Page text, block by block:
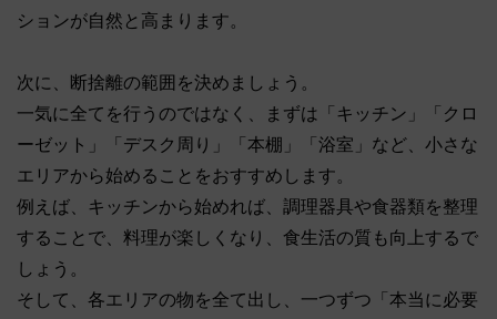
ションが自然と高まります。
次に、断捨離の範囲を決めましょう。
一気に全てを行うのではなく、まずは「キッチン」「クロ
ーゼット」「デスク周り」「本棚」「浴室」など、小さな
エリアから始めることをおすすめします。
例えば、キッチンから始めれば、調理器具や食器類を整理
することで、料理が楽しくなり、食生活の質も向上するで
しょう。
そして、各エリアの物を全て出し、一つずつ「本当に必要